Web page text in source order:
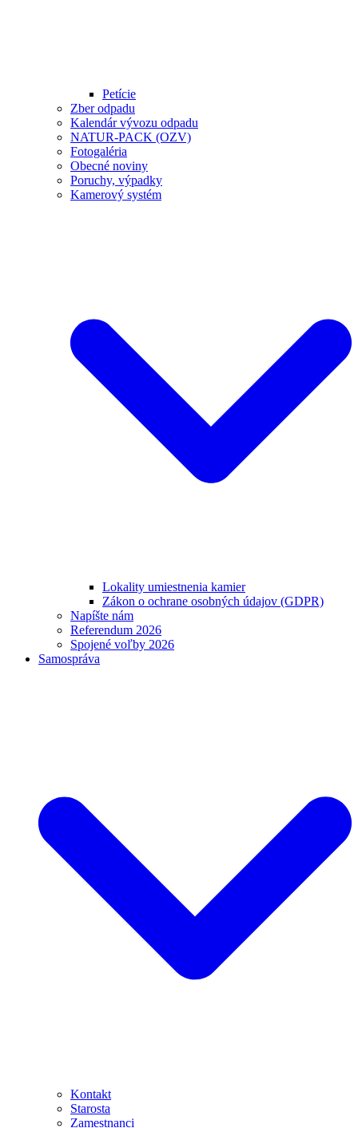
Petície
Zber odpadu
Kalendár vývozu odpadu
NATUR-PACK (OZV)
Fotogaléria
Obecné noviny
Poruchy, výpadky
Kamerový systém
Lokality umiestnenia kamier
Zákon o ochrane osobných údajov (GDPR)
Napíšte nám
Referendum 2026
Spojené voľby 2026
Samospráva
Kontakt
Starosta
Zamestnanci